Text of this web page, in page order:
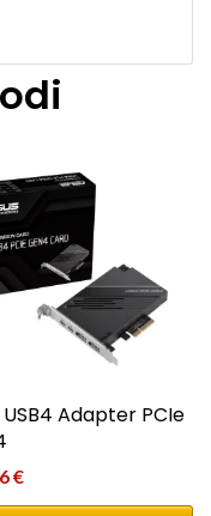
USB4 Adapter PCIe
€